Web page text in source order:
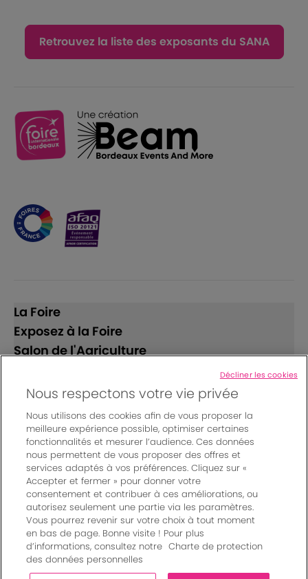
Retrouvez la liste des exposants du SANA
La Foire
Exposez à la Foire
Salon de l'Agriculture
Suivez-nous
© Bordeaux Events And More | Rue Jean Samazeuilh - CS
20088 - 33070 Bordeaux cedex - France
Mentions légales|
Règlement général des manifestations
Un événement organisé par Bordeaux Events And More
Charte de protection des données personnelles
Nous respectons votre vie privée
Nous utilisons des cookies afin de vous proposer la
meilleure expérience possible, optimiser certaines
fonctionnalités et mesurer l’audience. Ces données
nous permettent de vous proposer des offres et
services adaptés à vos préférences. Cliquez sur «
Accepter et fermer » pour donner votre
consentement et contribuer à ces améliorations, ou
autorisez seulement une partie via les paramètres.
Vous pourrez revenir sur votre choix à tout moment
en bas de page. Bonne visite ! Pour plus
d’informations, consultez notre Charte de protection
des données personnelles
Décliner les cookies